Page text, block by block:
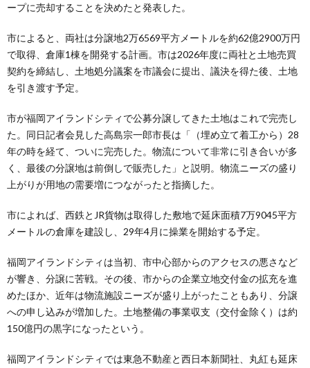
ープに売却することを決めたと発表した。
市によると、両社は分譲地2万6569平方メートルを約62億2900万円
で取得、倉庫1棟を開発する計画。市は2026年度に両社と土地売買
契約を締結し、土地処分議案を市議会に提出、議決を得た後、土地
を引き渡す予定。
市が福岡アイランドシティで公募分譲してきた土地はこれで完売し
た。同日記者会見した高島宗一郎市長は「（埋め立て着工から）28
年の時を経て、ついに完売した。物流について非常に引き合いが多
く、最後の分譲地は前倒しで販売した」と説明。物流ニーズの盛り
上がりが用地の需要増につながったと指摘した。
市によれば、西鉄とJR貨物は取得した敷地で延床面積7万9045平方
メートルの倉庫を建設し、29年4月に操業を開始する予定。
福岡アイランドシティは当初、市中心部からのアクセスの悪さなど
が響き、分譲に苦戦。その後、市からの企業立地交付金の拡充を進
めたほか、近年は物流施設ニーズが盛り上がったこともあり、分譲
への申し込みが増加した。土地整備の事業収支（交付金除く）は約
150億円の黒字になったという。
福岡アイランドシティでは東急不動産と西日本新聞社、丸紅も延床